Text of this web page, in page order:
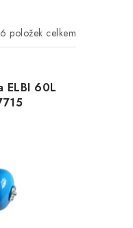
6 položek celkem
ELBI 60L